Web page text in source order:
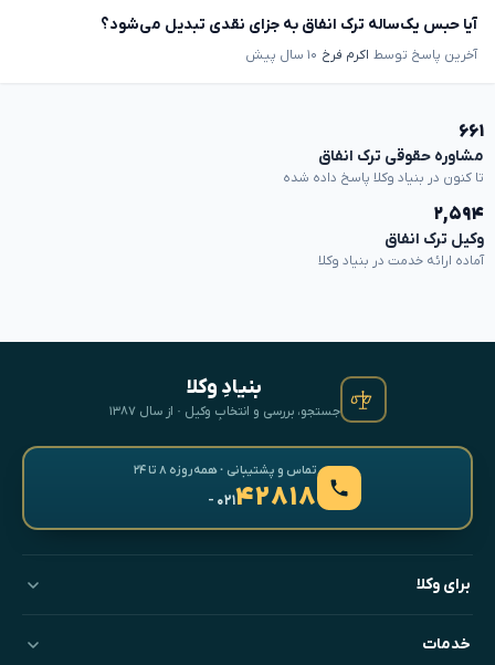
آیا حبس یک‌ساله ترک انفاق به جزای نقدی تبدیل می‌شود؟
آخرین پاسخ توسط اکرم فرخ ۱۰ سال پیش
۶۶۱
مشاوره حقوقی ترک انفاق
تا کنون در بنیاد وکلا پاسخ داده شده
۲,۵۹۴
وکیل ترک انفاق
آماده ارائه خدمت در بنیاد وکلا
بنیادِ وکلا
جستجو، بررسی و انتخابِ وکیل · از سال ۱۳۸۷
تماس و پشتیبانی · همه‌روزه ۸ تا ۲۴
۴۲۸۱۸- ۰۲۱
برای وکلا
خدمات